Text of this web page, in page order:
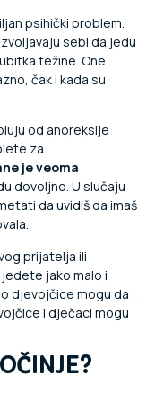
psihički problem.
sebi da jedu
težine. One
čak i kada su
od anoreksije
za
je veoma
dovoljno. U slučaju
da uvidiš da imaš
prijatelja ili
jako malo i
djevojčice mogu da
i dječaci mogu